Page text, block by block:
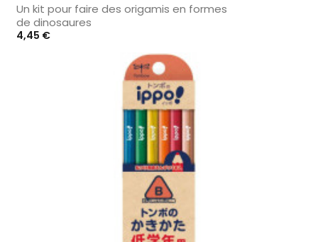
Un kit pour faire des origamis en formes
de dinosaures
Prix
4,45 €